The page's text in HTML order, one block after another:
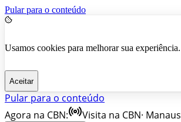
Pular para o conteúdo
Usamos cookies para melhorar sua experiência.
Aceitar
Pular para o conteúdo
Agora na CBN:
Visita na CBN· Manaus